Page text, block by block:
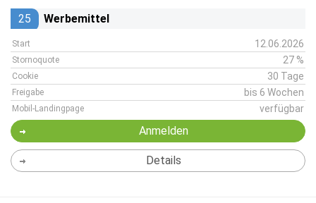
25 Werbemittel
Start 12.06.2026
Stornoquote 27 %
Cookie 30 Tage
Freigabe bis 6 Wochen
Mobil-Landingpage verfügbar
Anmelden
Details